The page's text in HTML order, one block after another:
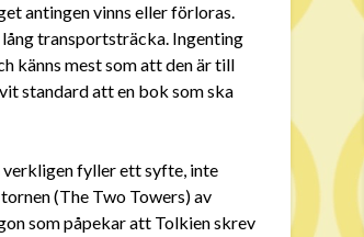
antingen vinns eller förloras.
transportsträcka. Ingenting
känns mest som att den är till
standard att en bok som ska
verkligen fyller ett syfte, inte
(The Two Towers) av
som påpekar att Tolkien skrev